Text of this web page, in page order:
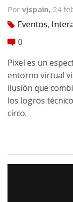
Por vjspain, 24
tag Eventos,
comment 0
Pixel es un
entorno virtual
ilusión que
los logros
circo.